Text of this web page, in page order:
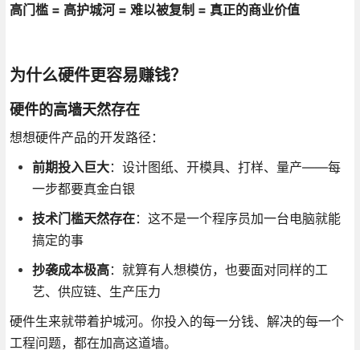
高门槛 = 高护城河 = 难以被复制 = 真正的商业价值
为什么硬件更容易赚钱？
硬件的高墙天然存在
想想硬件产品的开发路径：
前期投入巨大：设计图纸、开模具、打样、量产——每
一步都要真金白银
技术门槛天然存在：这不是一个程序员加一台电脑就能
搞定的事
抄袭成本极高：就算有人想模仿，也要面对同样的工
艺、供应链、生产压力
硬件生来就带着护城河。你投入的每一分钱、解决的每一个
工程问题，都在加高这道墙。